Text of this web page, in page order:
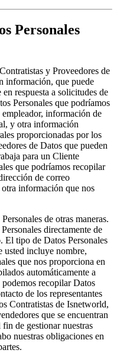
Personales
y Proveedores de
información, que puede
respuesta a solicitudes de
Personales que podríamos
información de
y otra información
proporcionadas por los
de Datos que pueden
para un Cliente
que podríamos recopilar
de correo
información que nos
de otras maneras.
directamente de
El tipo de Datos Personales
usted incluye nombre,
que nos proporciona en
automáticamente a
recopilar Datos
de los representantes
Contratistas de Isnetworld,
que se encuentran
de gestionar nuestras
nuestras obligaciones en